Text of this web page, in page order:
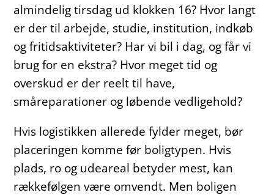
almindelig tirsdag ud klokken 16? Hvor langt
er der til arbejde, studie, institution, indkøb
og fritidsaktiviteter? Har vi bil i dag, og får vi
brug for en ekstra? Hvor meget tid og
overskud er der reelt til have,
småreparationer og løbende vedligehold?
Hvis logistikken allerede fylder meget, bør
placeringen komme før boligtypen. Hvis
plads, ro og udeareal betyder mest, kan
rækkefølgen være omvendt. Men boligen